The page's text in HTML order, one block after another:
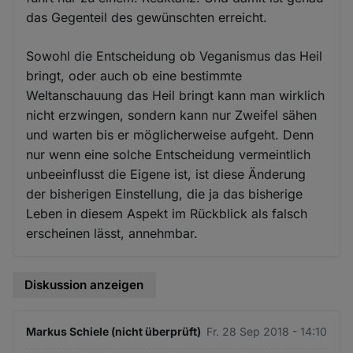
das Gegenteil des gewünschten erreicht.
Sowohl die Entscheidung ob Veganismus das Heil
bringt, oder auch ob eine bestimmte
Weltanschauung das Heil bringt kann man wirklich
nicht erzwingen, sondern kann nur Zweifel sähen
und warten bis er möglicherweise aufgeht. Denn
nur wenn eine solche Entscheidung vermeintlich
unbeeinflusst die Eigene ist, ist diese Änderung
der bisherigen Einstellung, die ja das bisherige
Leben in diesem Aspekt im Rückblick als falsch
erscheinen lässt, annehmbar.
Diskussion anzeigen
Markus Schiele (nicht überprüft) Fr. 28 Sep 2018 - 14:10